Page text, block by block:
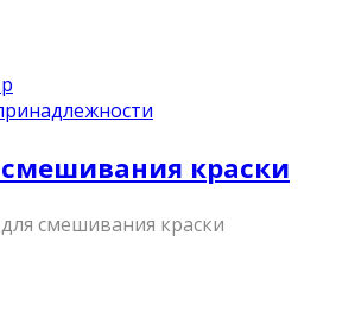
краски
смешивания краски